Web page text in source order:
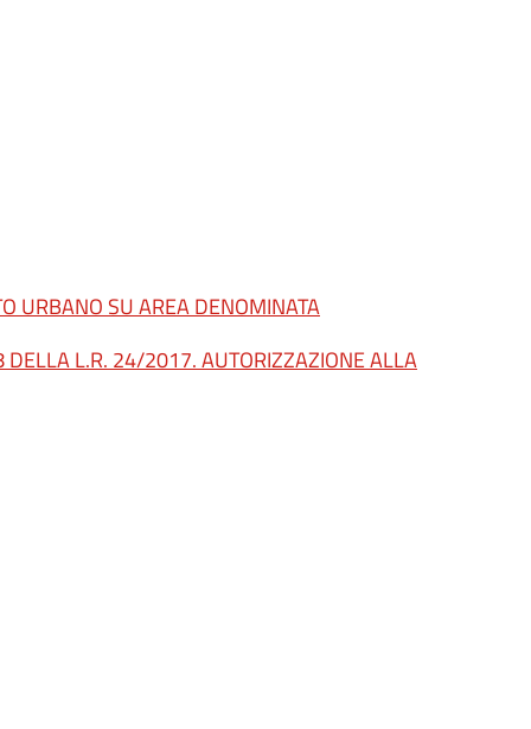
URBANO SU AREA DENOMINATA
DELLA L.R. 24/2017. AUTORIZZAZIONE ALLA